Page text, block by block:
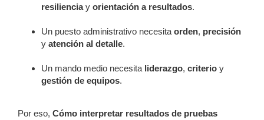
resilienciay orientación a resultados.
Un puesto administrativo necesita orden, precisión
y atención al detalle.
Un mando medio necesita liderazgo, criterio y
gestión de equipos.
Por eso, Cómo interpretar resultados de pruebas